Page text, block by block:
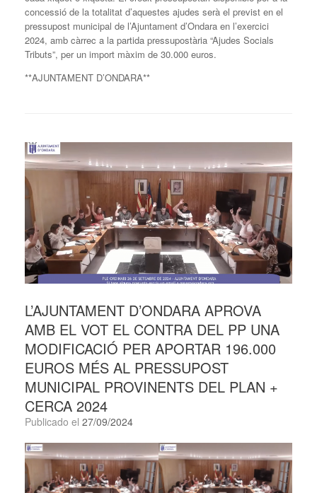
concessió de la totalitat d’aquestes ajudes serà el previst en el
pressupost municipal de l’Ajuntament d’Ondara en l’exercici
2024, amb càrrec a la partida pressupostària “Ajudes Socials
Tributs”, per un import màxim de 30.000 euros.
**AJUNTAMENT D’ONDARA**
L’AJUNTAMENT D’ONDARA APROVA
AMB EL VOT EL CONTRA DEL PP UNA
MODIFICACIÓ PER APORTAR 196.000
EUROS MÉS AL PRESSUPOST
MUNICIPAL PROVINENTS DEL PLAN +
CERCA 2024
Publicado el 27/09/2024